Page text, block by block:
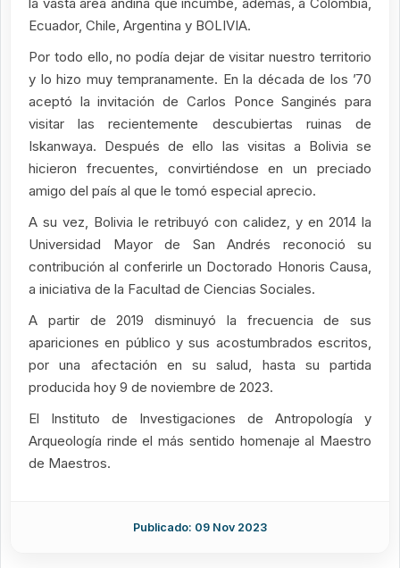
Ecuador, Chile, Argentina y BOLIVIA.
Por todo ello, no podía dejar de visitar nuestro territorio
y lo hizo muy tempranamente. En la década de los ’70
aceptó la invitación de Carlos Ponce Sanginés para
visitar las recientemente descubiertas ruinas de
Iskanwaya. Después de ello las visitas a Bolivia se
hicieron frecuentes, convirtiéndose en un preciado
amigo del país al que le tomó especial aprecio.
A su vez, Bolivia le retribuyó con calidez, y en 2014 la
Universidad Mayor de San Andrés reconoció su
contribución al conferirle un Doctorado Honoris Causa,
a iniciativa de la Facultad de Ciencias Sociales.
A partir de 2019 disminuyó la frecuencia de sus
apariciones en público y sus acostumbrados escritos,
por una afectación en su salud, hasta su partida
producida hoy 9 de noviembre de 2023.
El Instituto de Investigaciones de Antropología y
Arqueología rinde el más sentido homenaje al Maestro
de Maestros.
Publicado: 09 Nov 2023